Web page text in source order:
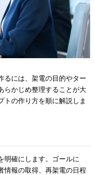
るには、架電の目的やター
らかじめ整理することが大
トの作り方を順に解説しま
明確にします。ゴールに
情報の取得、再架電の日程